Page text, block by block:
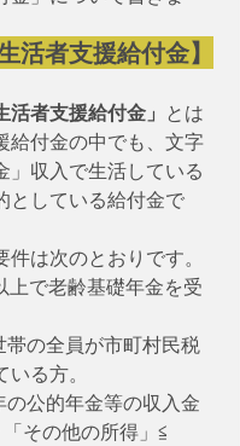
活者支援給付金】
活者支援給付金」 とは
給付金の中でも、文字
」収入で生活している
としている給付金で
は次のとおりです。
で老齢基礎年金を受
の全員が市町村民税
る方。
公的年金等の収入金
その他の所得」≦